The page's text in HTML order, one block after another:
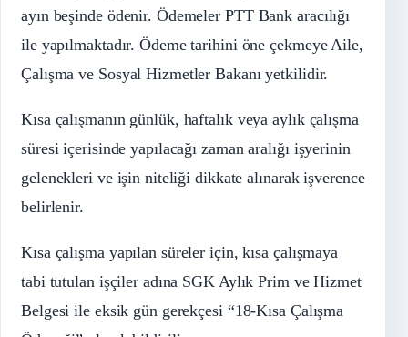
ayın beşinde ödenir. Ödemeler PTT Bank aracılığı
ile yapılmaktadır. Ödeme tarihini öne çekmeye Aile,
Çalışma ve Sosyal Hizmetler Bakanı yetkilidir.
Kısa çalışmanın günlük, haftalık veya aylık çalışma
süresi içerisinde yapılacağı zaman aralığı işyerinin
gelenekleri ve işin niteliği dikkate alınarak işverence
belirlenir.
Kısa çalışma yapılan süreler için, kısa çalışmaya
tabi tutulan işçiler adına SGK Aylık Prim ve Hizmet
Belgesi ile eksik gün gerekçesi “18-Kısa Çalışma